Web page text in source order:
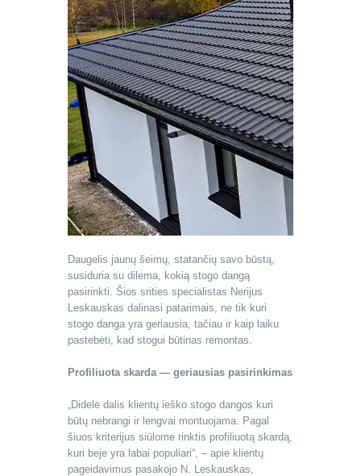
Daugelis jaunų šeimų, statančių savo būstą,
susiduria su dilema, kokią stogo dangą
pasirinkti. Šios srities specialistas Nerijus
Leskauskas dalinasi patarimais, ne tik kuri
stogo danga yra geriausia, tačiau ir kaip laiku
pastebėti, kad stogui būtinas remontas.
Profiliuota skarda — geriausias pasirinkimas
„Didelė dalis klientų ieško stogo dangos kuri
būtų nebrangi ir lengvai montuojama. Pagal
šiuos kriterijus siūlome rinktis profiliuotą skardą,
kuri beje yra labai populiari“, – apie klientų
pageidavimus pasakojo N. Leskauskas,